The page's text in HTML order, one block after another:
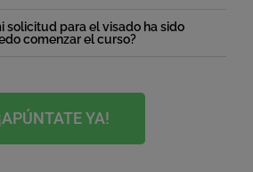
solicitud para el visado ha sido
comenzar el curso?
YA!